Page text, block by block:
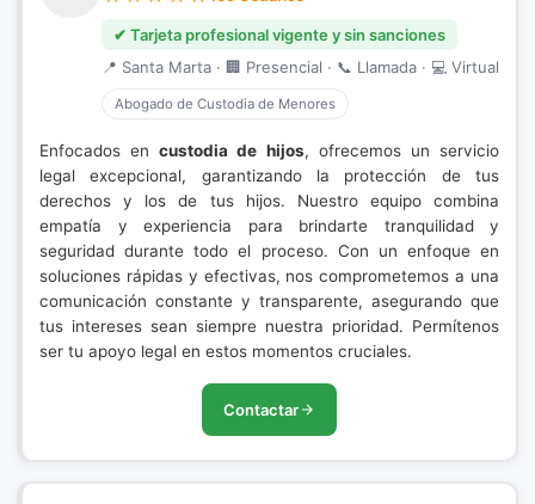
✔ Tarjeta profesional vigente y sin sanciones
📍 Santa Marta · 🏢 Presencial · 📞 Llamada · 💻 Virtual
Abogado de Custodia de Menores
Enfocados encustodia de hijos, ofrecemos un servicio
legal excepcional, garantizando la protección de tus
derechos y los de tus hijos. Nuestro equipo combina
empatía y experiencia para brindarte tranquilidad y
seguridad durante todo el proceso. Con un enfoque en
soluciones rápidas y efectivas, nos comprometemos a una
comunicación constante y transparente, asegurando que
tus intereses sean siempre nuestra prioridad. Permítenos
ser tu apoyo legal en estos momentos cruciales.
Contactar